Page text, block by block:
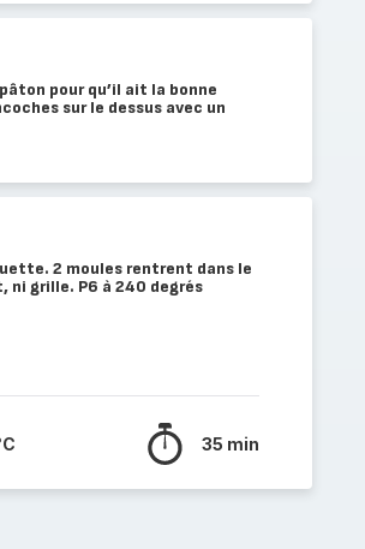
pour qu’il ait la bonne
sur le dessus avec un
2 moules rentrent dans le
ni grille. P6 à 240 degrés
35 min